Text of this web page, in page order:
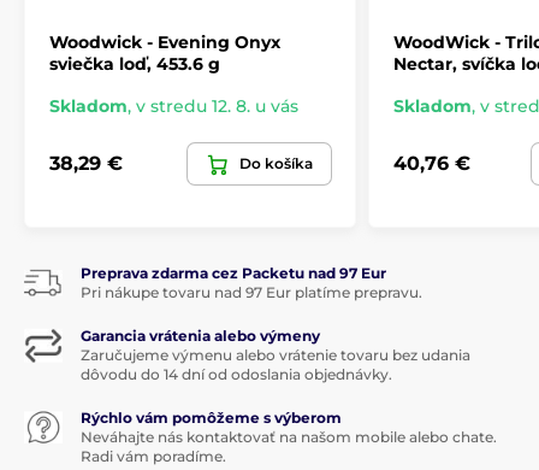
Woodwick - Evening Onyx
sviečka loď, 453.6 g
Skladom, v stredu 12. 8. u vás
38,29 € Do košíka
WoodWick -
Nectar, svíčka
Skladom, v
40,76 €
Preprava zdarma cez Packetu nad 97 Eur
Pri nákupe tovaru nad 97 Eur platíme prepravu.
Garancia vrátenia alebo výmeny
Zaručujeme výmenu alebo vrátenie tovaru bez udania
dôvodu do 14 dní od odoslania objednávky.
Rýchlo vám pomôžeme s výberom
Neváhajte nás kontaktovať na našom mobile alebo chate.
Radi vám poradíme.